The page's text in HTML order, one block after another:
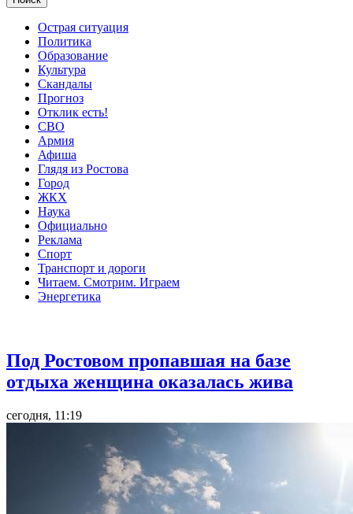
Острая ситуация
Политика
Образование
Культура
Скандалы
Прогноз
Отклик есть!
СВО
Армия
Афиша
Глядя из Ростова
Город
ЖКХ
Наука
Официально
Реклама
Спорт
Транспорт и дороги
Читаем. Смотрим. Играем
Энергетика
Под Ростовом пропавшая на базе
отдыха женщина оказалась жива
сегодня, 11:19